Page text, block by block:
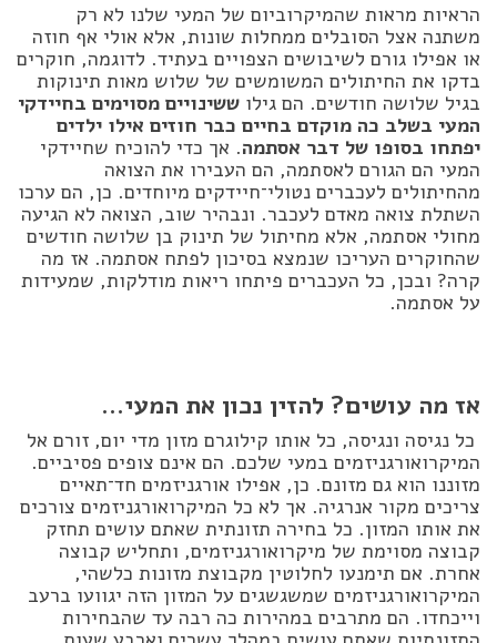
הראיות מראות שהמיקרוביום של המעי שלנו לא רק
משתנה אצל הסובלים ממחלות שונות, אלא אולי אף חוזה
או אפילו גורם לשיבושים הצפויים בעתיד. לדוגמה, חוקרים
בדקו את החיתולים המשומשים של שלוש מאות תינוקות
בגיל שלושה חודשים. הם גילו ששינויים מסוימים בחיידקי
המעי בשלב כה מוקדם בחיים כבר חוזים אילו ילדים
יפתחו בסופו של דבר אסתמה. אך כדי להוכיח שחיידקי
המעי הם הגורם לאסתמה, הם העבירו את הצואה
מהחיתולים לעכברים נטולי־חיידקים מיוחדים. כן, הם ערכו
השתלת צואה מאדם לעכבר. ונבהיר שוב, הצואה לא הגיעה
מחולי אסתמה, אלא מחיתול של תינוק בן שלושה חודשים
שהחוקרים העריכו שנמצא בסיכון לפתח אסתמה. אז מה
קרה? ובכן, כל העכברים פיתחו ריאות מודלקות, שמעידות
על אסתמה.
אז מה עושים? להזין נכון את המעי…
כל נגיסה ונגיסה, כל אותו קילוגרם מזון מדי יום, זורם אל
המיקרואורגניזמים במעי שלכם. הם אינם צופים פסיביים.
מזוננו הוא גם מזונם. כן, אפילו אורגניזמים חד־תאיים
צריכים מקור אנרגיה. אך לא כל המיקרואורגניזמים צורכים
את אותו המזון. כל בחירה תזונתית שאתם עושים תחזק
קבוצה מסוימת של מיקרואורגניזמים, ותחליש קבוצה
אחרת. אם תימנעו לחלוטין מקבוצת מזונות כלשהי,
המיקרואורגניזמים שמשגשגים על המזון הזה יגוועו ברעב
וייכחדו. הם מתרבים במהירות כה רבה עד שהבחירות